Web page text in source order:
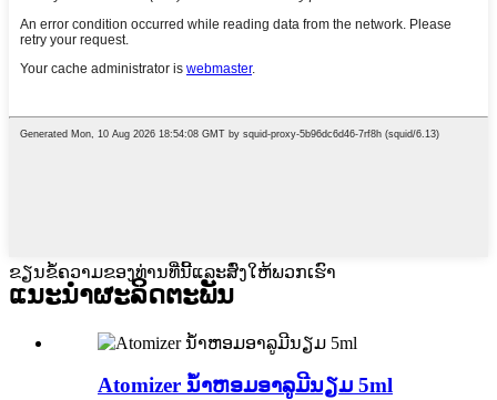
ຂຽນຂໍ້ຄວາມຂອງທ່ານທີ່ນີ້ແລະສົ່ງໃຫ້ພວກເຮົາ
ແນະນໍາຜະລິດຕະພັນ
Atomizer ນໍ້າຫອມອາລູມີນຽມ 5ml